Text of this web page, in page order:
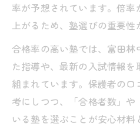
率が予想されています。倍率
上がるため、塾選びの重要性
合格率の高い塾では、富田林
た指導や、最新の入試情報
組まれています。保護者の
考にしつつ、「合格者数」
いる塾を選ぶことが安心材料